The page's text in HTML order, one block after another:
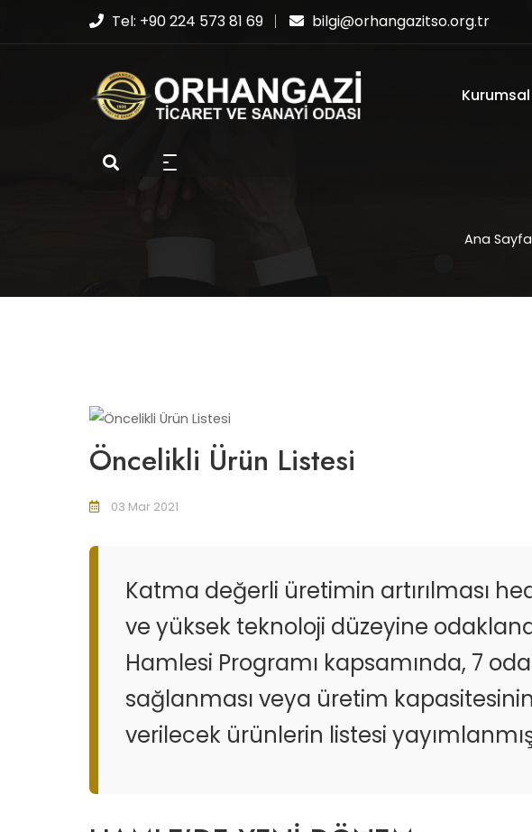
Tel: +90 224 573 81 69 bilgi@orhangazitso.org.tr
Kurumsal
Ana Sayfa
Öncelikli Ürün Listesi
03 Mar 2021
Katma değerli üretimin artırılması
ve yüksek teknoloji düzeyine
Hamlesi Programı kapsamında, 7
sağlanması veya üretim
verilecek ürünlerin listesi